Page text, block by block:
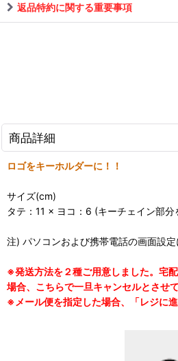
返品特約に関する重要事項
商品詳細
ロゴをキーホルダーに！！
サイズ(cm)
タテ：11 × ヨコ：6 (キーチェイン部
注) パソコンおよび携帯電話の画面設
※発送方法を２種ご用意しました。宅
場合、こちらで一旦キャンセルとさせ
※メール便を指定した場合、「レジに